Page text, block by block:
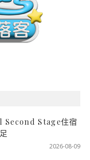
Second Stage住宿
2026-08-09